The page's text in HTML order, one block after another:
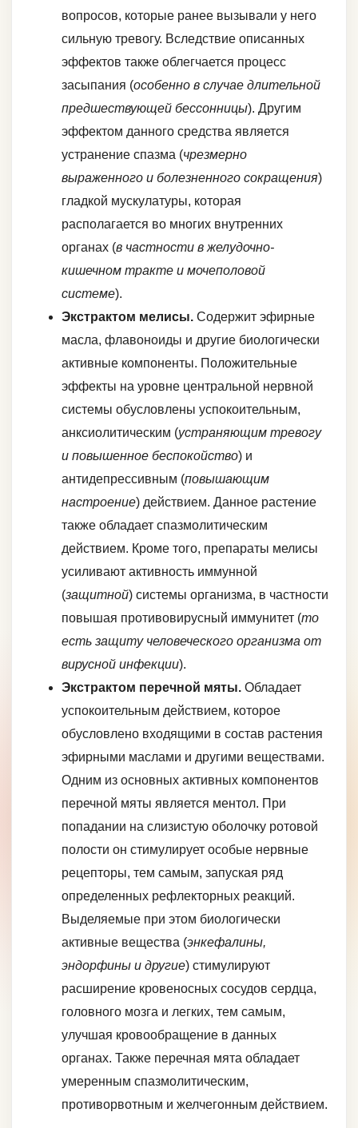
вопросов, которые ранее вызывали у него
сильную тревогу. Вследствие описанных
эффектов также облегчается процесс
засыпания (особенно в случае длительной
предшествующей бессонницы). Другим
эффектом данного средства является
устранение спазма (чрезмерно
выраженного и болезненного сокращения)
гладкой мускулатуры, которая
располагается во многих внутренних
органах (в частности в желудочно-
кишечном тракте и мочеполовой
системе).
Экстрактом мелисы. Содержит эфирные
масла, флавоноиды и другие биологически
активные компоненты. Положительные
эффекты на уровне центральной нервной
системы обусловлены успокоительным,
анксиолитическим (устраняющим тревогу
и повышенное беспокойство) и
антидепрессивным (повышающим
настроение) действием. Данное растение
также обладает спазмолитическим
действием. Кроме того, препараты мелисы
усиливают активность иммунной
(защитной) системы организма, в частности
повышая противовирусный иммунитет (то
есть защиту человеческого организма от
вирусной инфекции).
Экстрактом перечной мяты. Обладает
успокоительным действием, которое
обусловлено входящими в состав растения
эфирными маслами и другими веществами.
Одним из основных активных компонентов
перечной мяты является ментол. При
попадании на слизистую оболочку ротовой
полости он стимулирует особые нервные
рецепторы, тем самым, запуская ряд
определенных рефлекторных реакций.
Выделяемые при этом биологически
активные вещества (энкефалины,
эндорфины и другие) стимулируют
расширение кровеносных сосудов сердца,
головного мозга и легких, тем самым,
улучшая кровообращение в данных
органах. Также перечная мята обладает
умеренным спазмолитическим,
противорвотным и желчегонным действием.